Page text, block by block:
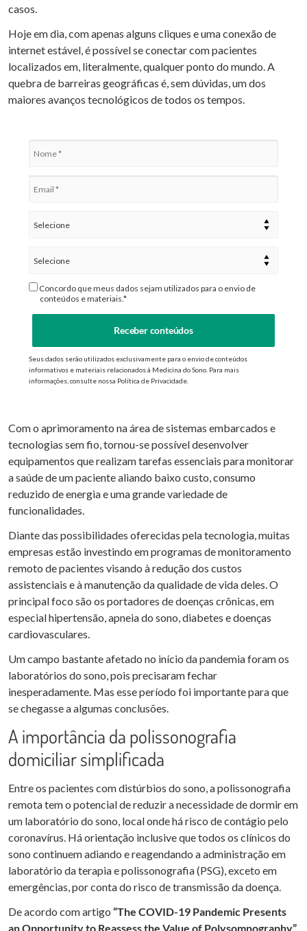
casos.
Hoje em dia, com apenas alguns cliques e uma conexão de
internet estável, é possível se conectar com pacientes
localizados em, literalmente, qualquer ponto do mundo. A
quebra de barreiras geográficas é, sem dúvidas, um dos
maiores avanços tecnológicos de todos os tempos.
Concordo que meus dados sejam utilizados para o envio de
conteúdos e materiais.*
Receber conteúdos
Seus dados serão utilizados exclusivamente para o envio de conteúdos
informativos e materiais relacionados à Medicina do Sono. Para mais
informações, consulte nossa Política de Privacidade.
Com o aprimoramento na área de sistemas embarcados e
tecnologias sem fio, tornou-se possível desenvolver
equipamentos que realizam tarefas essenciais para monitorar
a saúde de um paciente aliando baixo custo, consumo
reduzido de energia e uma grande variedade de
funcionalidades.
Diante das possibilidades oferecidas pela tecnologia, muitas
empresas estão investindo em programas de monitoramento
remoto de pacientes visando à redução dos custos
assistenciais e à manutenção da qualidade de vida deles. O
principal foco são os portadores de doenças crônicas, em
especial hipertensão, apneia do sono, diabetes e doenças
cardiovasculares.
Um campo bastante afetado no início da pandemia foram os
laboratórios do sono, pois precisaram fechar
inesperadamente. Mas esse período foi importante para que
se chegasse a algumas conclusões.
A importância da polissonografia
domiciliar simplificada
Entre os pacientes com distúrbios do sono, a polissonografia
remota tem o potencial de reduzir a necessidade de dormir em
um laboratório do sono, local onde há risco de contágio pelo
coronavírus. Há orientação inclusive que todos os clínicos do
sono continuem adiando e reagendando a administração em
laboratório da terapia e polissonografia (PSG), exceto em
emergências, por conta do risco de transmissão da doença.
De acordo com artigo “The COVID-19 Pandemic Presents
an Opportunity to Reassess the Value of Polysomnography”